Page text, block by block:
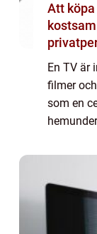
Att
En TV är
filmer
som en
olika